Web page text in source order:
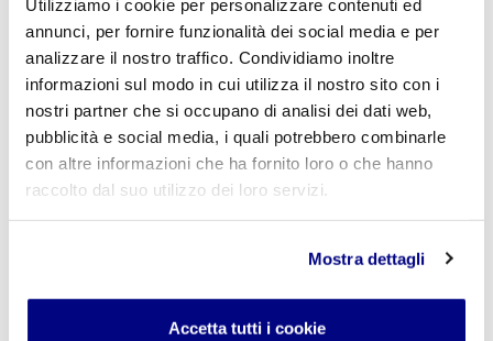
Utilizziamo i cookie per personalizzare contenuti ed
annunci, per fornire funzionalità dei social media e per
analizzare il nostro traffico. Condividiamo inoltre
informazioni sul modo in cui utilizza il nostro sito con i
nostri partner che si occupano di analisi dei dati web,
pubblicità e social media, i quali potrebbero combinarle
con altre informazioni che ha fornito loro o che hanno
raccolto dal suo utilizzo dei loro servizi.
Mostra dettagli
Accetta tutti i cookie
Commento*
Acconsento al trattamento deidati personali *